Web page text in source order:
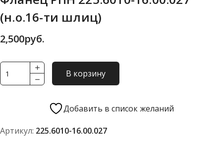
(н.о.16-ти шлиц)
2,500руб.
Количество
товара
16.00.027
В корзину
Добавить в список желаний
Артикул: 225.6010-16.00.027